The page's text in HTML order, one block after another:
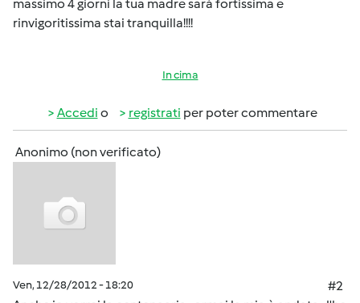
massimo 4 giorni la tua madre sarà fortissima e
rinvigoritissima stai tranquilla!!!!
In cima
Accedi o registrati per poter commentare
Anonimo (non verificato)
Ven, 12/28/2012 - 18:20
#2